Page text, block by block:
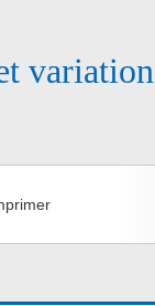
variation